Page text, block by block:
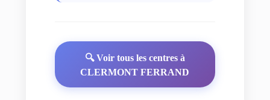
🔍 Voir tous les centres à
CLERMONT FERRAND